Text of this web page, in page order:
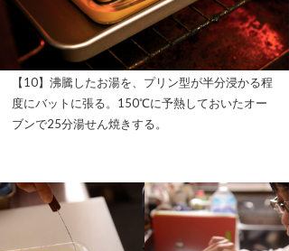
【10】沸騰したお湯を、プリン型が半分浸かる程
度にバットに張る。150℃に予熱しておいたオー
ブンで25分湯せん焼きする。